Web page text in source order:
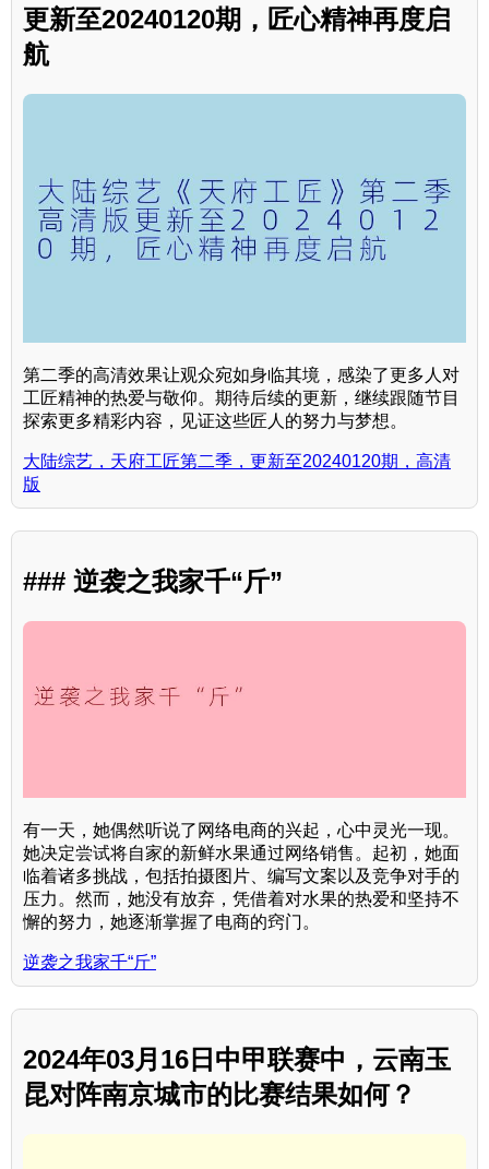
更新至20240120期，匠心精神再度启
航
第二季的高清效果让观众宛如身临其境，感染了更多人对
工匠精神的热爱与敬仰。期待后续的更新，继续跟随节目
探索更多精彩内容，见证这些匠人的努力与梦想。
大陆综艺，天府工匠第二季，更新至20240120期，高清
版
### 逆袭之我家千“斤”
有一天，她偶然听说了网络电商的兴起，心中灵光一现。
她决定尝试将自家的新鲜水果通过网络销售。起初，她面
临着诸多挑战，包括拍摄图片、编写文案以及竞争对手的
压力。然而，她没有放弃，凭借着对水果的热爱和坚持不
懈的努力，她逐渐掌握了电商的窍门。
逆袭之我家千“斤”
2024年03月16日中甲联赛中，云南玉
昆对阵南京城市的比赛结果如何？